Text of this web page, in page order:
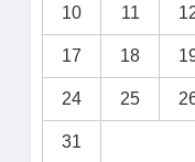
10 11
17 18
24 25
31